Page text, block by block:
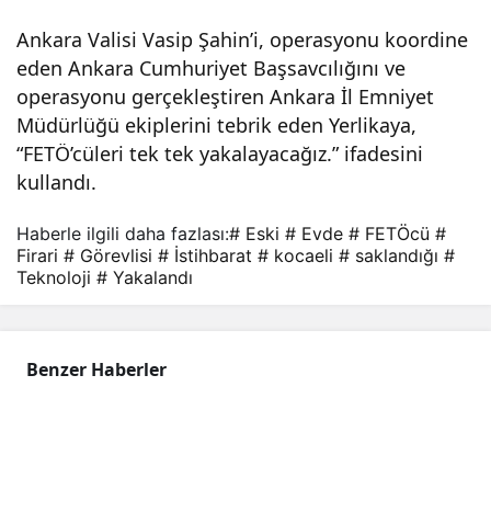
Ankara Valisi Vasip Şahin’i, operasyonu koordine
eden Ankara Cumhuriyet Başsavcılığını ve
operasyonu gerçekleştiren Ankara İl Emniyet
Müdürlüğü ekiplerini tebrik eden Yerlikaya,
“FETÖ’cüleri tek tek yakalayacağız.” ifadesini
kullandı.
Haberle ilgili daha fazlası:# Eski # Evde # FETÖcü #
Firari # Görevlisi # İstihbarat # kocaeli # saklandığı #
Teknoloji # Yakalandı
Benzer Haberler